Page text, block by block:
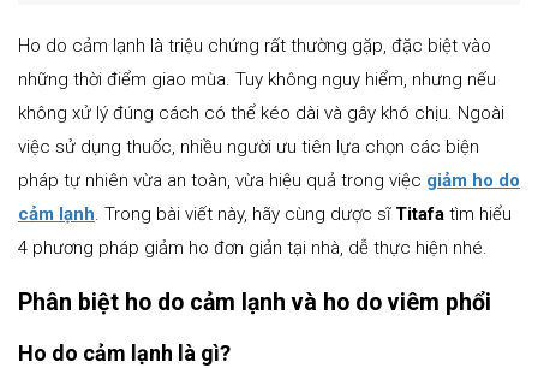
Ho do cảm lạnh là triệu chứng rất thường gặp, đặc biệt vào
những thời điểm giao mùa. Tuy không nguy hiểm, nhưng nếu
không xử lý đúng cách có thể kéo dài và gây khó chịu. Ngoài
việc sử dụng thuốc, nhiều người ưu tiên lựa chọn các biện
pháp tự nhiên vừa an toàn, vừa hiệu quả trong việc giảm ho do
cảm lạnh. Trong bài viết này, hãy cùng dược sĩ Titafa tìm hiểu
4 phương pháp giảm ho đơn giản tại nhà, dễ thực hiện nhé.
Phân biệt ho do cảm lạnh và ho do viêm phổi
Ho do cảm lạnh là gì?